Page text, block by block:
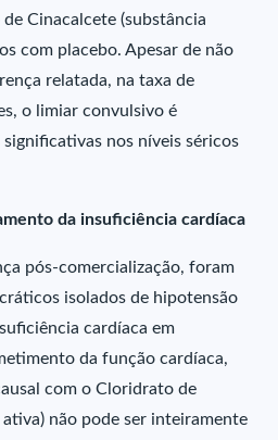
Cinacalcete (substância
com placebo. Apesar de não
relatada, na taxa de
o limiar convulsivo é
nos níveis séricos
da insuficiência cardíaca
pós-comercialização, foram
isolados de hipotensão
cardíaca em
da função cardíaca,
com o Cloridrato de
não pode ser inteiramente